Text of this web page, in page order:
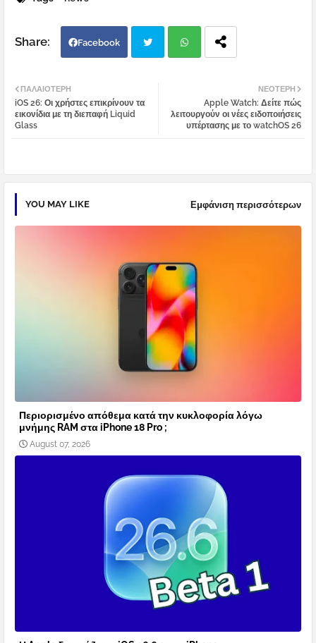
Facebook
tter
ΝΕΌΤΕΡΗ
Apple Watch: Δείτε πώς
λειτουργούν οι νέες ειδοποιήσεις
υπέρτασης με το watchOS 26
ΠΑΛΑΙΌΤΕΡΗ
iOS 26: Οι χρήστες επικρίνουν τα
εικονίδια με τη διεπαφή Liquid
Glass
YOU MAY LIKE Εμφάνιση περισσότερων
Περιορισμένο απόθεμα κατά την κυκλοφορία λόγω
μνήμης RAM στα iPhone 18 Pro ;
August 07, 2026